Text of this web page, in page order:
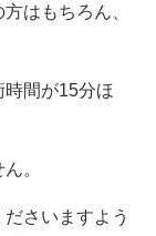
はもちろん、
間が15分ほ
。
さいますよう